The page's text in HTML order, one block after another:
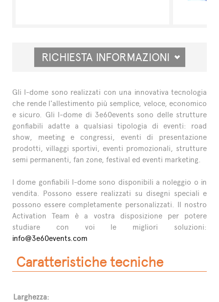
RICHIESTA INFORMAZIONI
Gli I-dome sono realizzati con una innovativa tecnologia
che rende l'allestimento più semplice, veloce, economico
e sicuro. Gli I-dome di 3e60events sono delle strutture
gonfiabili adatte a qualsiasi tipologia di eventi: road
show, meeting e congressi, eventi di presentazione
prodotti, villaggi sportivi, eventi promozionali, strutture
semi permanenti, fan zone, festival ed eventi marketing.
I dome gonfiabili I-dome sono disponibili a noleggio o in
vendita. Possono essere realizzati su disegni speciali e
possono essere completamente personalizzati. Il nostro
Activation Team è a vostra disposizione per potere
studiare con voi le migliori soluzioni:
info@3e60events.com
Caratteristiche tecniche
Larghezza: